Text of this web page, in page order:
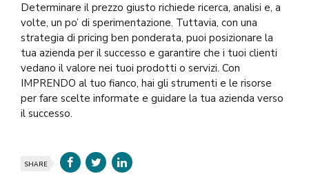
Determinare il prezzo giusto richiede ricerca, analisi e, a
volte, un po’ di sperimentazione. Tuttavia, con una
strategia di pricing ben ponderata, puoi posizionare la
tua azienda per il successo e garantire che i tuoi clienti
vedano il valore nei tuoi prodotti o servizi. Con
IMPRENDO al tuo fianco, hai gli strumenti e le risorse
per fare scelte informate e guidare la tua azienda verso
il successo.
SHARE